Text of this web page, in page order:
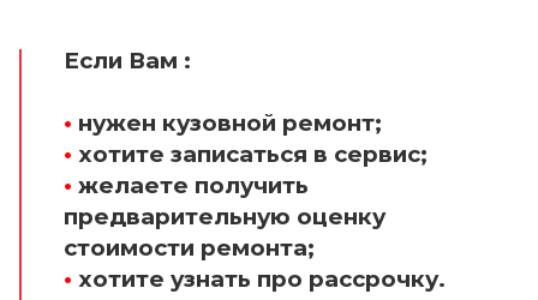
Если Вам :
• нужен кузовной ремонт;
• хотите записаться в сервис;
• желаете получить
предварительную оценку
стоимости ремонта;
• хотите узнать про рассрочку.